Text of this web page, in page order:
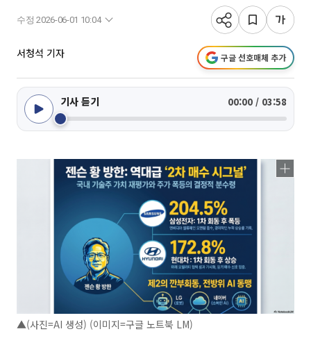
수정 2026-06-01 10:04
서청석 기자 구글 선호매체 추가
기사 듣기 00:00 / 03:58
▲(사진=AI 생성) (이미지=구글 노트북 LM)